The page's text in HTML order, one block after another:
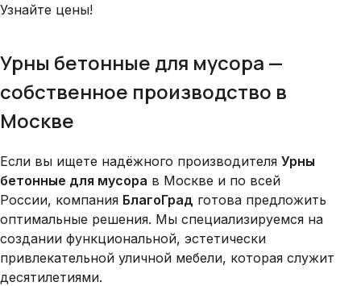
Узнайте цены!
Урны бетонные для мусора —
собственное производство в
Москве
Если вы ищете надёжного производителя Урны
бетонные для мусора в Москве и по всей
России, компания БлагоГрад готова предложить
оптимальные решения. Мы специализируемся на
создании функциональной, эстетически
привлекательной уличной мебели, которая служит
десятилетиями.